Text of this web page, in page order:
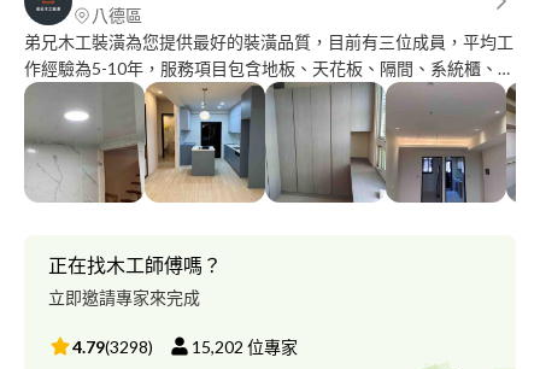
八德區
弟兄木工裝潢為您提供最好的裝潢品質，目前有三位成員，平均工
作經驗為5-10年，服務項目包含地板、天花板、隔間、系統櫃、木
櫃等服務，也能配合水電及油漆項目。由於謹守職人精神，在工作
期間保證不菸不酒，並且價錢合理品質值得您的信賴。
正在找木工師傅嗎？
立即邀請專家來完成
4.79(3298) 15,202 位專家